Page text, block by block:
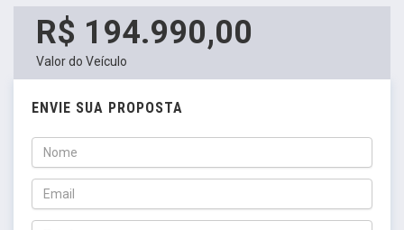
R$ 194.990,00
Valor do Veículo
ENVIE SUA PROPOSTA